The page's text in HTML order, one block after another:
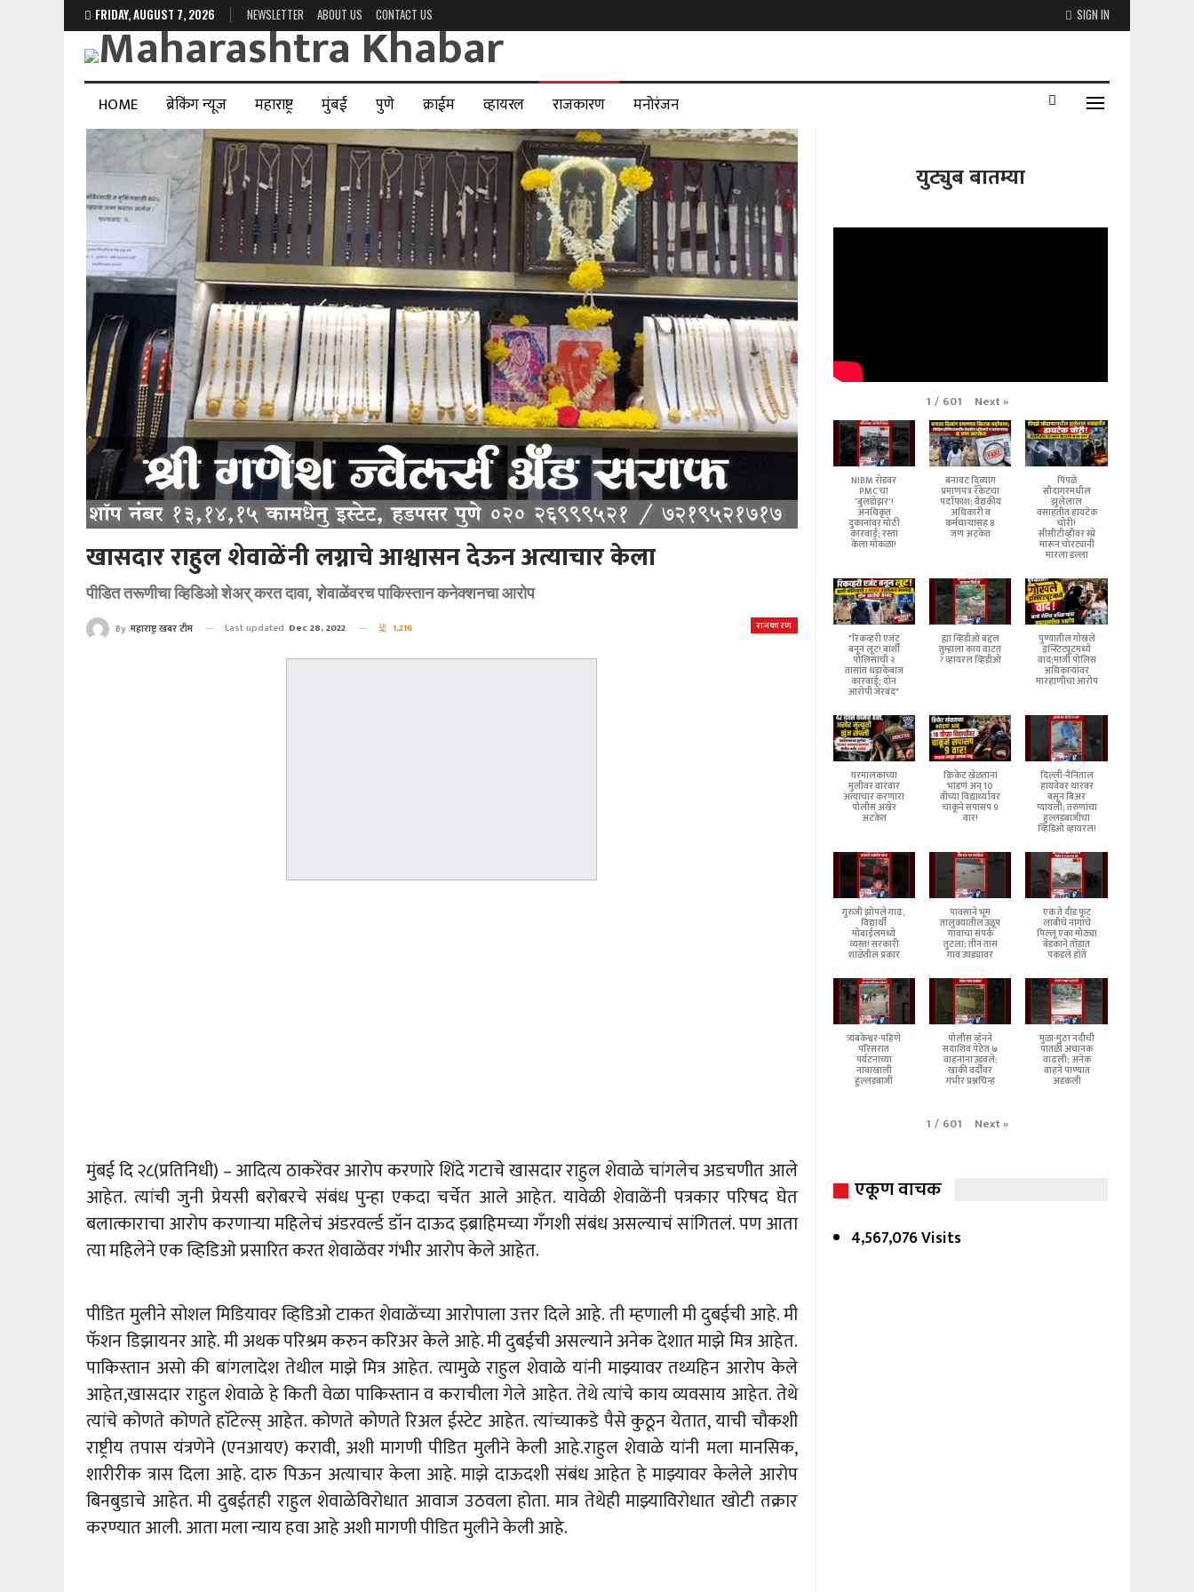
SIGN IN
FRIDAY, AUGUST 7, 2026 NEWSLETTER ABOUT US CONTACT US
HOME ब्रेकिंग न्यूज महाराष्ट्र मुंबई पुणे क्राईम व्हायरल राजकारण मनोरंजन
खासदार राहुल शेवाळेंनी लग्नाचे आश्वासन देऊन अत्याचार केला
पीडित तरूणीचा व्हिडिओ शेअर् करत दावा, शेवाळेंवरच पाकिस्तान कनेक्शनचा आरोप
राजकारण
By महाराष्ट्र खबर टीम Last updated Dec 28, 2022 1,216
मुंबई दि २८(प्रतिनिधी) – आदित्य ठाकरेंवर आरोप करणारे शिंदे गटाचे खासदार राहुल शेवाळे चांगलेच अडचणीत आले
आहेत. त्यांची जुनी प्रेयसी बरोबरचे संबंध पुन्हा एकदा चर्चेत आले आहेत. यावेळी शेवाळेंनी पत्रकार परिषद घेत
बलात्काराचा आरोप करणाऱ्या महिलेचं अंडरवर्ल्ड डॉन दाऊद इब्राहिमच्या गँगशी संबंध असल्याचं सांगितलं. पण आता
त्या महिलेने एक व्हिडिओ प्रसारित करत शेवाळेंवर गंभीर आरोप केले आहेत.
पीडित मुलीने सोशल मिडियावर व्हिडिओ टाकत शेवाळेंच्या आरोपाला उत्तर दिले आहे. ती म्हणाली मी दुबईची आहे. मी
फॅशन डिझायनर आहे. मी अथक परिश्रम करुन करिअर केले आहे. मी दुबईची असल्याने अनेक देशात माझे मित्र आहेत.
पाकिस्तान असो की बांगलादेश तेथील माझे मित्र आहेत. त्यामुळे राहुल शेवाळे यांनी माझ्यावर तथ्यहिन आरोप केले
आहेत,खासदार राहुल शेवाळे हे किती वेळा पाकिस्तान व कराचीला गेले आहेत. तेथे त्यांचे काय व्यवसाय आहेत. तेथे
त्यांचे कोणते कोणते हाॅटेल्स् आहेत. कोणते कोणते रिअल ईस्टेट आहेत. त्यांच्याकडे पैसे कुठून येतात, याची चौकशी
राष्ट्रीय तपास यंत्रणेने (एनआयए) करावी, अशी मागणी पीडित मुलीने केली आहे.राहुल शेवाळे यांनी मला मानसिक,
शारीरीक त्रास दिला आहे. दारु पिऊन अत्याचार केला आहे. माझे दाऊदशी संबंध आहेत हे माझ्यावर केलेले आरोप
बिनबुडाचे आहेत. मी दुबईतही राहुल शेवाळेविरोधात आवाज उठवला होता. मात्र तेथेही माझ्याविरोधात खोटी तक्रार
करण्यात आली. आता मला न्याय हवा आहे अशी मागणी पीडित मुलीने केली आहे.
युट्युब बातम्या
1 / 601 Next»
NIBM रोडवर
PMC चा
'बुलडोझर'!
अनधिकृत
दुकानांवर मोठी
कारवाई; रस्ता
केला मोकळा!
बनावट दिव्यांग
प्रमाणपत्र रॅकेटचा
पर्दाफाश; वैद्यकीय
अधिकारी व
कर्मचाऱ्यांसह 8
जण अटकेत
पिंपळे
सौदागरमधील
झुलेलाल
वसाहतीत हायटेक
चोरी!
सीसीटीव्हीवर स्प्रे
मारून चोरट्यांनी
मारला डल्ला
"रिकव्हरी एजंट
बनून लूट! बार्शी
पोलिसांची २
तासांत धडाकेबाज
कारवाई; दोन
आरोपी जेरबंद"
ह्या व्हिडीओ बद्दल
तुम्हाला काय वाटत
? व्हायरल व्हिडीओ
पुण्यातील गोखले
इन्स्टिट्यूटमध्ये
वाद;माजी पोलिस
अधिकाऱ्यांवर
मारहाणीचा आरोप
घरमालकाच्या
मुलीवर वारंवार
अत्याचार करणारा
पोलीस अखेर
अटकेत
क्रिकेट खेळताना
भांडणं अन् 10
वीच्या विद्यार्थ्यावर
चाकूने सपासप 9
वार!
दिल्ली-नैनिताल
हायवेवर थारवर
बसून बिअर
प्यायली; तरुणांचा
हुल्लडबाजीचा
व्हिडिओ व्हायरल!
गुरुजी झोपले गाढ,
विद्यार्थी
मोबाईलमध्ये
व्यस्त! सरकारी
शाळेतील प्रकार
पावसाने भूम
तालुक्यातील उळूप
गावाचा संपर्क
तुटला; तीन तास
गाव उघड्यावर
एक ते दीड फूट
लांबीचे नागाचे
पिल्लू एका मोठ्या
बेडकाने तोंडात
पकडले होते
त्र्यंबकेश्वर-पहिणे
परिसरात
पर्यटनाच्या
नावाखाली
हुल्लडबाजी
पोलीस व्हॅनने
सदाशिव पेठेत ७
वाहनांना उडवले;
खाकी वर्दीवर
गंभीर प्रश्नचिन्ह
मुळा-मुठा नदीची
पातळी अचानक
वाढली; अनेक
वाहने पाण्यात
अडकली
1 / 601 Next»
एकूण वाचक
4,567,076 Visits